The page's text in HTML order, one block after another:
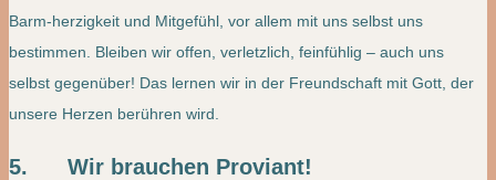
Barm-herzigkeit und Mitgefühl, vor allem mit uns selbst uns
bestimmen. Bleiben wir offen, verletzlich, feinfühlig – auch uns
selbst gegenüber! Das lernen wir in der Freundschaft mit Gott, der
unsere Herzen berühren wird.
5. Wir brauchen Proviant!